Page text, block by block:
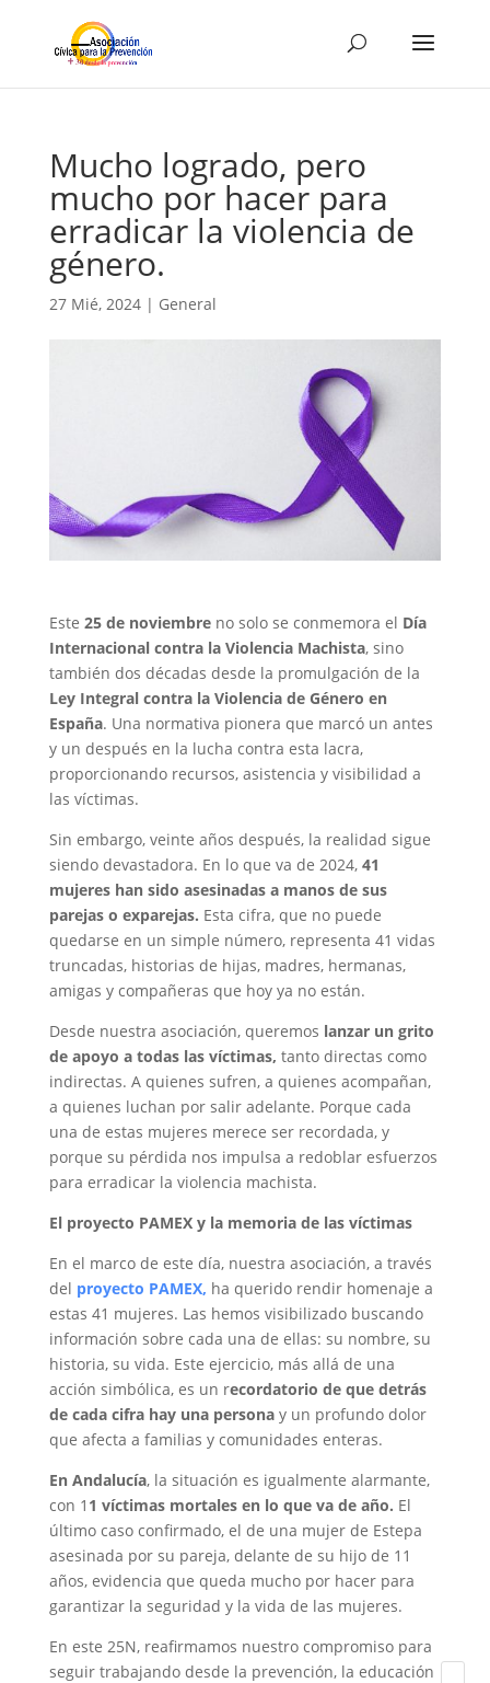
Mucho logrado, pero
mucho por hacer para
erradicar la violencia de
género.
27 Mié, 2024| General
Este 25 de noviembreno solo se conmemora el Día
Internacional contra la Violencia Machista, sino
también dos décadas desde la promulgación de la
Ley Integral contra la Violencia de Género en
España. Una normativa pionera que marcó un antes
y un después en la lucha contra esta lacra,
proporcionando recursos, asistencia y visibilidad a
las víctimas.
Sin embargo, veinte años después, la realidad sigue
siendo devastadora. En lo que va de 2024, 41
mujeres han sido asesinadas a manos de sus
parejas o exparejas. Esta cifra, que no puede
quedarse en un simple número, representa 41 vidas
truncadas, historias de hijas, madres, hermanas,
amigas y compañeras que hoy ya no están.
Desde nuestra asociación, queremos lanzar un grito
de apoyo a todas las víctimas, tanto directas como
indirectas. A quienes sufren, a quienes acompañan,
a quienes luchan por salir adelante. Porque cada
una de estas mujeres merece ser recordada, y
porque su pérdida nos impulsa a redoblar esfuerzos
para erradicar la violencia machista.
El proyecto PAMEX y la memoria de las víctimas
En el marco de este día, nuestra asociación, a través
del proyecto PAMEX, ha querido rendir homenaje a
estas 41 mujeres. Las hemos visibilizado buscando
información sobre cada una de ellas: su nombre, su
historia, su vida. Este ejercicio, más allá de una
acción simbólica, es un recordatorio de que detrás
de cada cifra hay una personay un profundo dolor
que afecta a familias y comunidades enteras.
En Andalucía, la situación es igualmente alarmante,
con 1 1 víctimas mortales en lo que va de año. El
último caso confirmado, el de una mujer de Estepa
asesinada por su pareja, delante de su hijo de 11
años, evidencia que queda mucho por hacer para
garantizar la seguridad y la vida de las mujeres.
En este 25N, reafirmamos nuestro compromiso para
seguir trabajando desde la prevención, la educación